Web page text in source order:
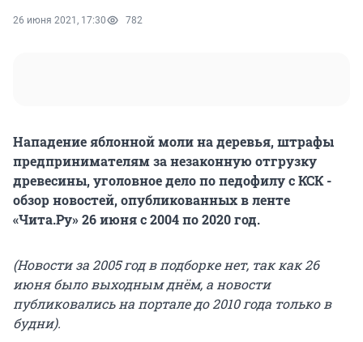
26 июня 2021, 17:30 782
Нападение яблонной моли на деревья, штрафы
предпринимателям за незаконную отгрузку
древесины, уголовное дело по педофилу с КСК -
обзор новостей, опубликованных в ленте
«Чита.Ру» 26 июня с 2004 по 2020 год.
(Новости за 2005 год в подборке нет, так как 26
июня было выходным днём, а новости
публиковались на портале до 2010 года только в
будни).